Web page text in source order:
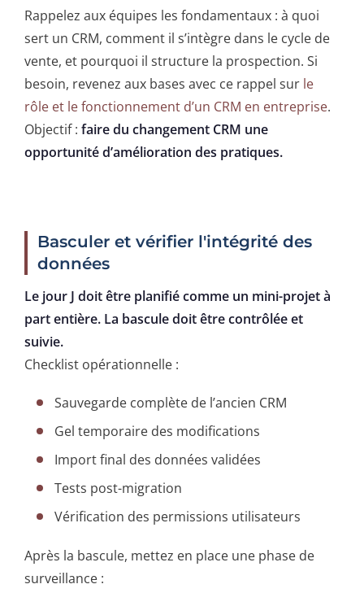
Rappelez aux équipes les fondamentaux : à quoi
sert un CRM, comment il s’intègre dans le cycle de
vente, et pourquoi il structure la prospection. Si
besoin, revenez aux bases avec ce rappel sur le
rôle et le fonctionnement d’un CRM en entreprise.
Objectif : faire du changement CRM une
opportunité d’amélioration des pratiques.
Basculer et vérifier l'intégrité des
données
Le jour J doit être planifié comme un mini-projet à
part entière. La bascule doit être contrôlée et
suivie.
Checklist opérationnelle :
Sauvegarde complète de l’ancien CRM
Gel temporaire des modifications
Import final des données validées
Tests post-migration
Vérification des permissions utilisateurs
Après la bascule, mettez en place une phase de
surveillance :